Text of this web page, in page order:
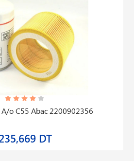
A/o C55 Abac 2200902356
DT